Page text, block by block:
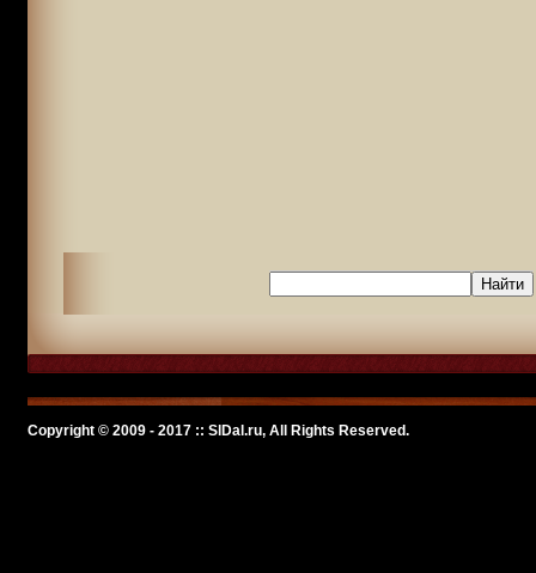
Copyright © 2009 - 2017 :: SlDal.ru, All Rights Reserved.